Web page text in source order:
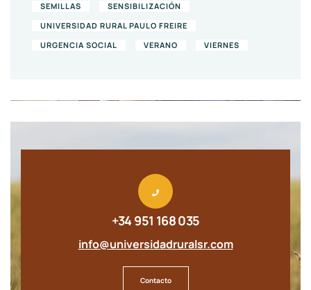
SEMILLAS
SENSIBILIZACIÓN
UNIVERSIDAD RURAL PAULO FREIRE
URGENCIA SOCIAL
VERANO VIERNES
+34 951 168 035
info@universidadruralsr.com
Contacto